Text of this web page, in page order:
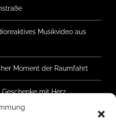
Musikvideo aus
Moment der Raumfahrt
mit Herz